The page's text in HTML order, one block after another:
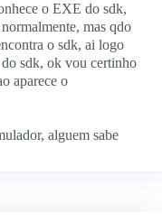
o EXE do sdk,
mas qdo
o sdk, ai logo
do sdk, ok vou certinho
aparece o
alguem sabe